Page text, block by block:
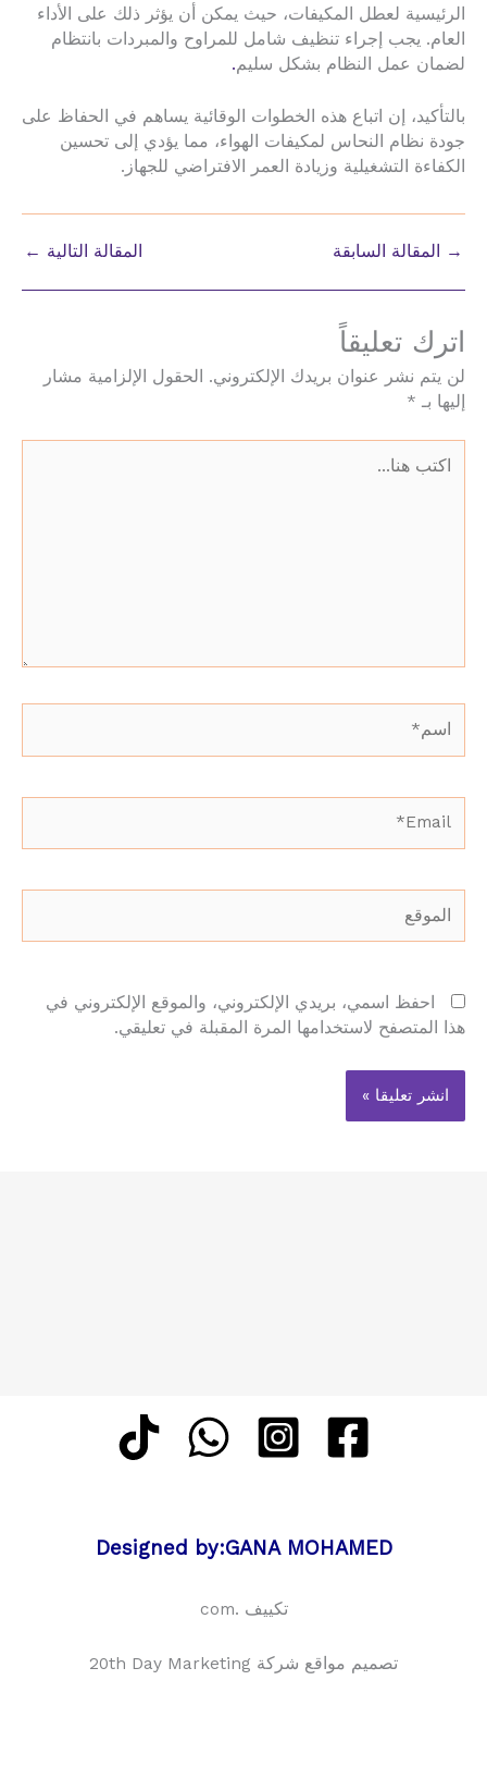
الرئيسية لعطل المكيفات، حيث يمكن أن يؤثر ذلك على الأداء
العام. يجب إجراء تنظيف شامل للمراوح والمبردات بانتظام
لضمان عمل النظام بشكل سليم.
بالتأكيد، إن اتباع هذه الخطوات الوقائية يساهم في الحفاظ على
جودة نظام النحاس لمكيفات الهواء، مما يؤدي إلى تحسين
الكفاءة التشغيلية وزيادة العمر الافتراضي للجهاز.
→ المقالة السابقة المقالة التالية ←
اترك تعليقاً
لن يتم نشر عنوان بريدك الإلكتروني.
الحقول الإلزامية مشار
إليها بـ *
هنا...
احفظ اسمي، بريدي الإلكتروني، والموقع الإلكتروني في
هذا المتصفح لاستخدامها المرة المقبلة في تعليقي.
Designed by:GANA MOHAMED
تكييف .com
تصميم مواقع شركة 20th Day Marketing